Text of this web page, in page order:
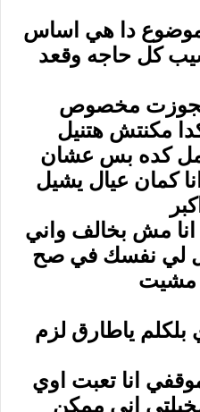
دا هي اساس
كل حاجه وقعد
اتجوزت مخصوص
مكنتش هتنيل
كده بس عشان
كمان عيال يشيل
انا مش بخالف واني
لي نفسك في صح
مشيت
ياطارق لزم
انا تعبت اوي
اني ممكن